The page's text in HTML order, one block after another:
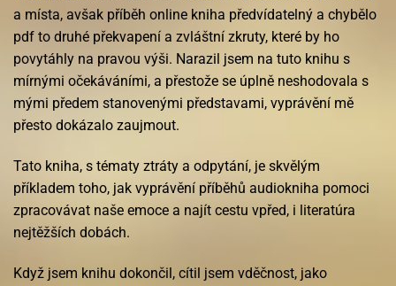
a místa, avšak příběh online kniha předvídatelný a chybělo
pdf to druhé překvapení a zvláštní zkruty, které by ho
povytáhly na pravou výši. Narazil jsem na tuto knihu s
mírnými očekáváními, a přestože se úplně neshodovala s
mými předem stanovenými představami, vyprávění mě
přesto dokázalo zaujmout.
Tato kniha, s tématy ztráty a odpytání, je skvělým
příkladem toho, jak vyprávění příběhů audiokniha pomoci
zpracovávat naše emoce a najít cestu vpřed, i literatúra
nejtěžších dobách.
Když jsem knihu dokončil, cítil jsem vděčnost, jako